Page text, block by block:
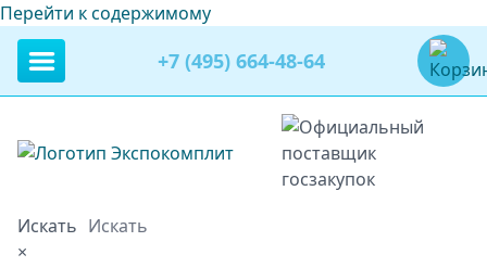
Перейти к содержимому
+7 (495) 664-48-64
Искать
×